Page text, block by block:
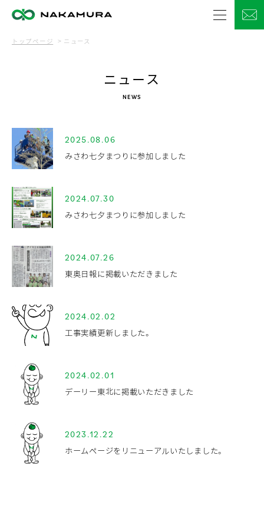
トップページ ニュース
ニュース
NEWS
2025.08.06
みさわ七夕まつりに参加しました
2024.07.30
みさわ七夕まつりに参加しました
2024.07.26
東奥日報に掲載いただきました
2024.02.02
工事実績更新しました。
2024.02.01
デーリー東北に掲載いただきました
2023.12.22
ホームページをリニューアルいたしました。